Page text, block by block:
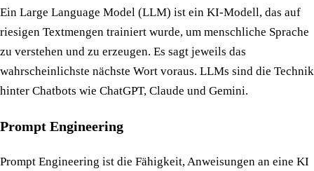
Ein Large Language Model (LLM) ist ein KI-Modell, das auf
riesigen Textmengen trainiert wurde, um menschliche Sprache
zu verstehen und zu erzeugen. Es sagt jeweils das
wahrscheinlichste nächste Wort voraus. LLMs sind die Technik
hinter Chatbots wie ChatGPT, Claude und Gemini.
Prompt Engineering
Prompt Engineering ist die Fähigkeit, Anweisungen an eine KI